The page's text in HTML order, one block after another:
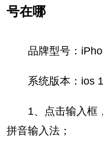
号在哪
品牌型号：
系统版本：ios
1、点击输入框，
拼音输入法；